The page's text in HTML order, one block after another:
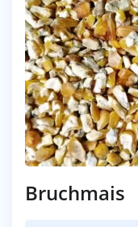
Bruchmais